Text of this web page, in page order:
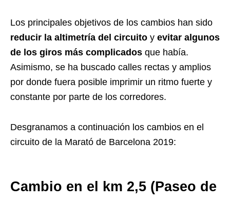
Los principales objetivos de los cambios han sido
reducir la altimetría del circuito y evitar algunos
de los giros más complicados que había.
Asimismo, se ha buscado calles rectas y amplios
por donde fuera posible imprimir un ritmo fuerte y
constante por parte de los corredores.
Desgranamos a continuación los cambios en el
circuito de la Marató de Barcelona 2019:
Cambio en el km 2,5 (Paseo de